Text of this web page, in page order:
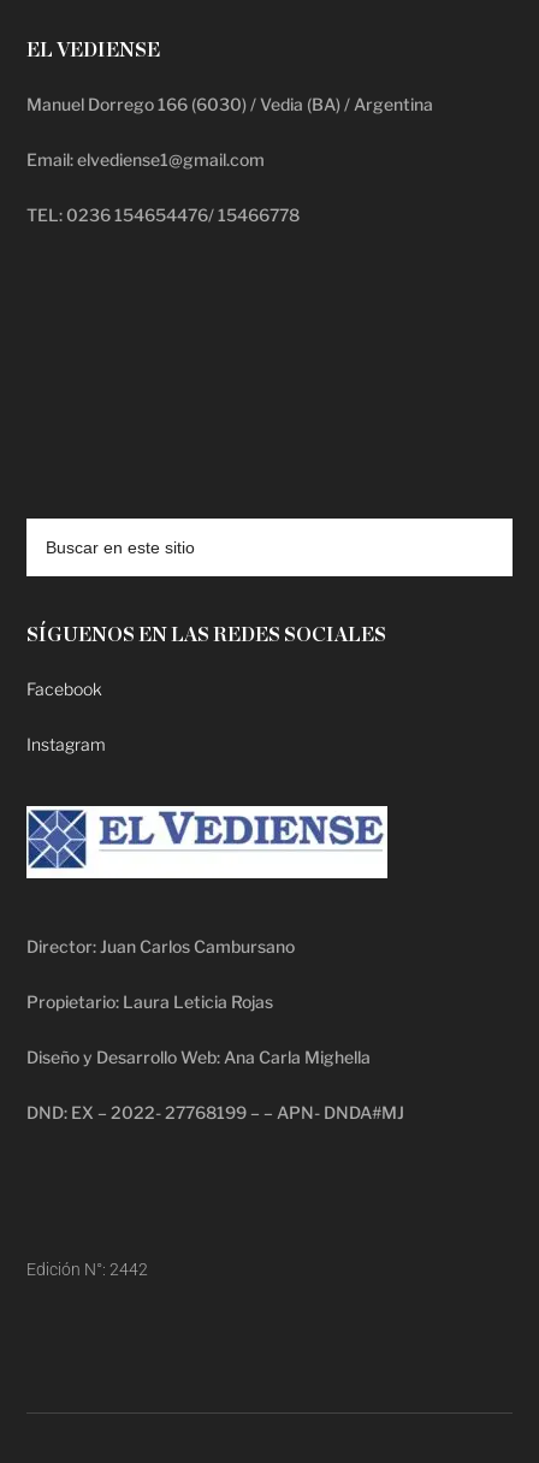
EL VEDIENSE
Manuel Dorrego 166 (6030) / Vedia (BA) / Argentina
Email: elvediense1@gmail.com
TEL: 0236 154654476/ 15466778
SÍGUENOS EN LAS REDES SOCIALES
Facebook
Instagram
Director: Juan Carlos Cambursano
Propietario: Laura Leticia Rojas
Diseño y Desarrollo Web: Ana Carla Mighella
DND: EX – 2022- 27768199 – – APN- DNDA#MJ
Edición N°: 2442